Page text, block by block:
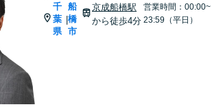
千
葉
県
|
船
橋
市
京成船橋駅
から徒歩4分
営業時間：00:00~
23:59（平日）